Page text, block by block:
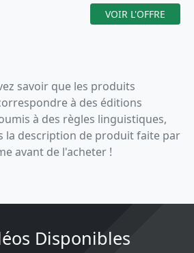
VOIR L'OFFRE
savoir que les produits
à des éditions
à des règles linguistiques,
la description de produit faite par
avant de l'acheter !
Disponibles